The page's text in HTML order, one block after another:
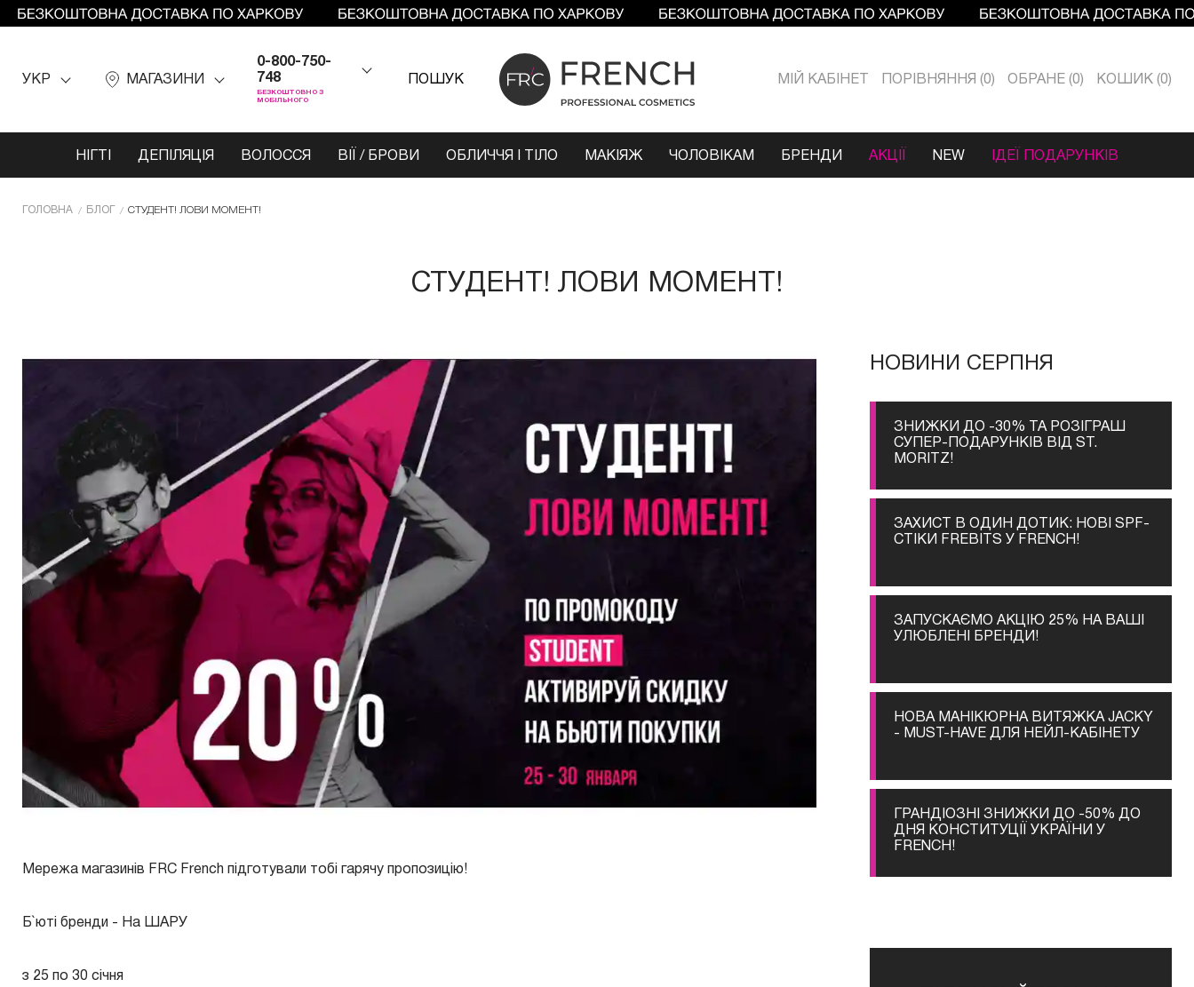
УКР МАГАЗИНИ
0-800-750-
748
БЕЗКОШТОВНО З
МОБІЛЬНОГО
ПОШУК МIЙ КАБIНЕТ ПОРІВНЯННЯ 0 ОБРАНЕ 0 КОШИК 0
НІГТІ ДЕПІЛЯЦІЯ ВОЛОССЯ ВІЇ / БРОВИ ОБЛИЧЧЯ І ТІЛО МАКІЯЖ ЧОЛОВІКАМ БРЕНДИ АКЦІЇ NEW ІДЕЇ ПОДАРУНКІВ
ГОЛОВНА БЛОГ СТУДЕНТ! ЛОВИ МОМЕНТ!
СТУДЕНТ! ЛОВИ МОМЕНТ!
Мережа магазинів FRC French підготували тобі гарячу пропозицію!
Б`юті бренди - На ШАРУ
з 25 по 30 січня
НОВИНИ СЕРПНЯ
ЗНИЖКИ ДО -30% ТА РОЗІГРАШ
СУПЕР-ПОДАРУНКІВ ВІД ST.
MORITZ!
ЗАХИСТ В ОДИН ДОТИК: НОВІ SPF-
СТІКИ FREBITS У FRENCH!
ЗАПУСКАЄМО АКЦІЮ 25% НА ВАШІ
УЛЮБЛЕНІ БРЕНДИ!
НОВА МАНІКЮРНА ВИТЯЖКА JACKY
- MUST-HAVE ДЛЯ НЕЙЛ-КАБІНЕТУ
ГРАНДІОЗНІ ЗНИЖКИ ДО -50% ДО
ДНЯ КОНСТИТУЦІЇ УКРАЇНИ У
FRENCH!